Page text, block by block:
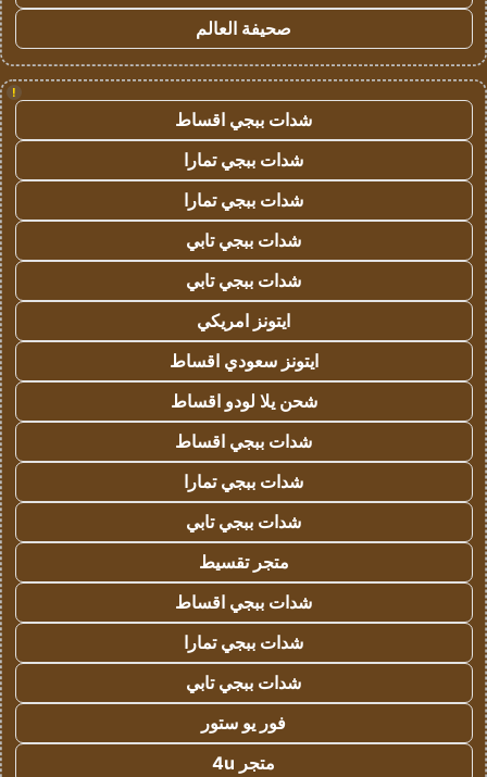
صحيفة العالم
!
شدات ببجي اقساط
شدات ببجي تمارا
شدات ببجي تمارا
شدات ببجي تابي
شدات ببجي تابي
ايتونز امريكي
ايتونز سعودي اقساط
شحن يلا لودو اقساط
شدات ببجي اقساط
شدات ببجي تمارا
شدات ببجي تابي
متجر تقسيط
شدات ببجي اقساط
شدات ببجي تمارا
شدات ببجي تابي
فور يو ستور
متجر 4u